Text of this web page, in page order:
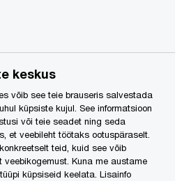
partner
Eesti
Aivar
Edgar
keskus
võib see teie brauseris salvestada
küpsiste kujul. See informatsioon
või teie seadet ning seda
et veebileht töötaks ootuspäraselt.
teid, kuid see võib
Kuna me austame
küpsiseid keelata. Lisainfo